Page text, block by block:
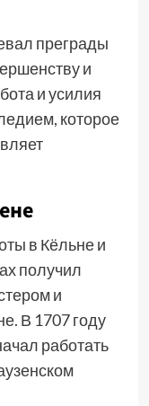
преграды
и
и усилия
которое
в Кёльне и
получил
и
В 1707 году
работать